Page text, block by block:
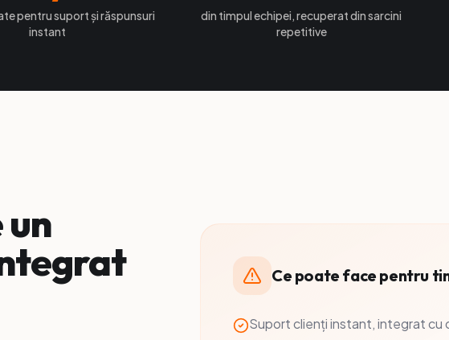
pentru suport și răspunsuri
instant
din timpul echipei, recuperat din sarcini
repetitive
Ce poate face pentru
Suport clienți instant, integrat cu